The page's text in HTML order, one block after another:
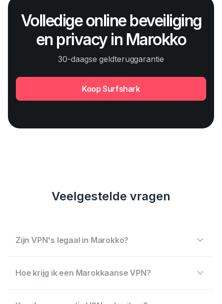
Volledige online beveiliging
en privacy in Marokko
30-daagse geldteruggarantie
Koop Surfshark
Veelgestelde vragen
Zijn VPN's legaal in Marokko?
Hoe krijg ik een Marokkaanse VPN?